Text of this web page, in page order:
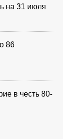
на 31 июля
86
в честь 80-